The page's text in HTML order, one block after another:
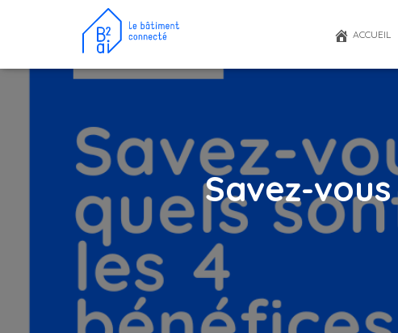
ACCUEIL
Savez-